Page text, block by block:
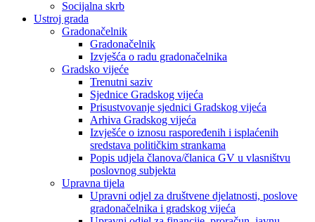
Socijalna skrb
Ustroj grada
Gradonačelnik
Gradonačelnik
Izvješća o radu gradonačelnika
Gradsko vijeće
Trenutni saziv
Sjednice Gradskog vijeća
Prisustvovanje sjednici Gradskog vijeća
Arhiva Gradskog vijeća
Izvješće o iznosu raspoređenih i isplaćenih
sredstava političkim strankama
Popis udjela članova/članica GV u vlasništvu
poslovnog subjekta
Upravna tijela
Upravni odjel za društvene djelatnosti, poslove
gradonačelnika i gradskog vijeća